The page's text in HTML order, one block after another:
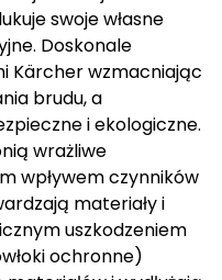
swoje własne
Doskonale
Kärcher wzmacniając
brudu, a
i ekologiczne.
wrażliwe
wpływem czynników
materiały i
uszkodzeniem
ochronne)